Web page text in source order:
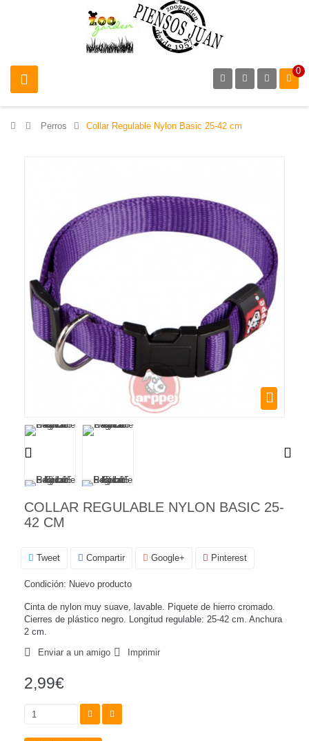
0
> Perros > Collar Regulable Nylon Basic 25-42 cm
COLLAR REGULABLE NYLON BASIC 25-
42 CM
Tweet Compartir Google+ Pinterest
Condición: Nuevo producto
Cinta de nylon muy suave, lavable. Piquete de hierro cromado.
Cierres de plástico negro. Longitud regulable: 25-42 cm. Anchura
2 cm.
Enviar a un amigo
Imprimir
2,99€